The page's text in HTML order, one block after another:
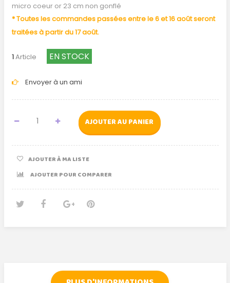
micro coeur or 23 cm non gonflé
* Toutes les commandes passées entre le 6 et 16 août seront
traitées à partir du 17 août.
1Article EN STOCK
Envoyer à un ami
AJOUTER AU PANIER
AJOUTER À MA LISTE
AJOUTER POUR COMPARER